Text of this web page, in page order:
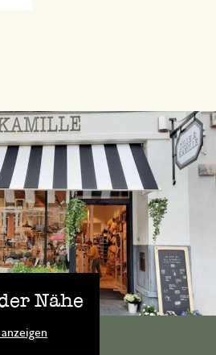
Nähe